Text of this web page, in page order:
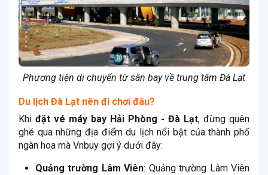
Phương tiện di chuyển từ sân bay về trung tâm Đà Lạt
Du lịch Đà Lạt nên đi chơi đâu?
Khi đặt vé máy bay Hải Phòng - Đà Lạt, đừng quên
ghé qua những địa điểm du lịch nổi bật của thành phố
ngàn hoa mà Vnbuy gợi ý dưới đây:
Quảng trường Lâm Viên: Quảng trường Lâm Viên